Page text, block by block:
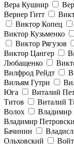
Вера Кушнир
Вернер Гитт
Виктор Копец
Виктор Кузьменко
Виктор Рягузов
Виктор Цангер
Любащенко
Вилфрод Рейдт
Вильям Гутри
Юга
Виталий
Титов
Виталий
Волох
Владимир
Бачинин
Ольховский